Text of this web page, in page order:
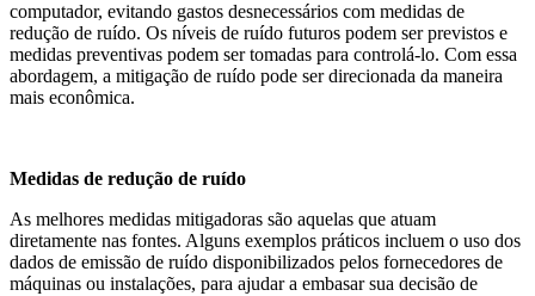
computador, evitando gastos desnecessários com medidas de
redução de ruído. Os níveis de ruído futuros podem ser previstos e
medidas preventivas podem ser tomadas para controlá-lo. Com essa
abordagem, a mitigação de ruído pode ser direcionada da maneira
mais econômica.
Medidas de redução de ruído
As melhores medidas mitigadoras são aquelas que atuam
diretamente nas fontes. Alguns exemplos práticos incluem o uso dos
dados de emissão de ruído disponibilizados pelos fornecedores de
máquinas ou instalações, para ajudar a embasar sua decisão de